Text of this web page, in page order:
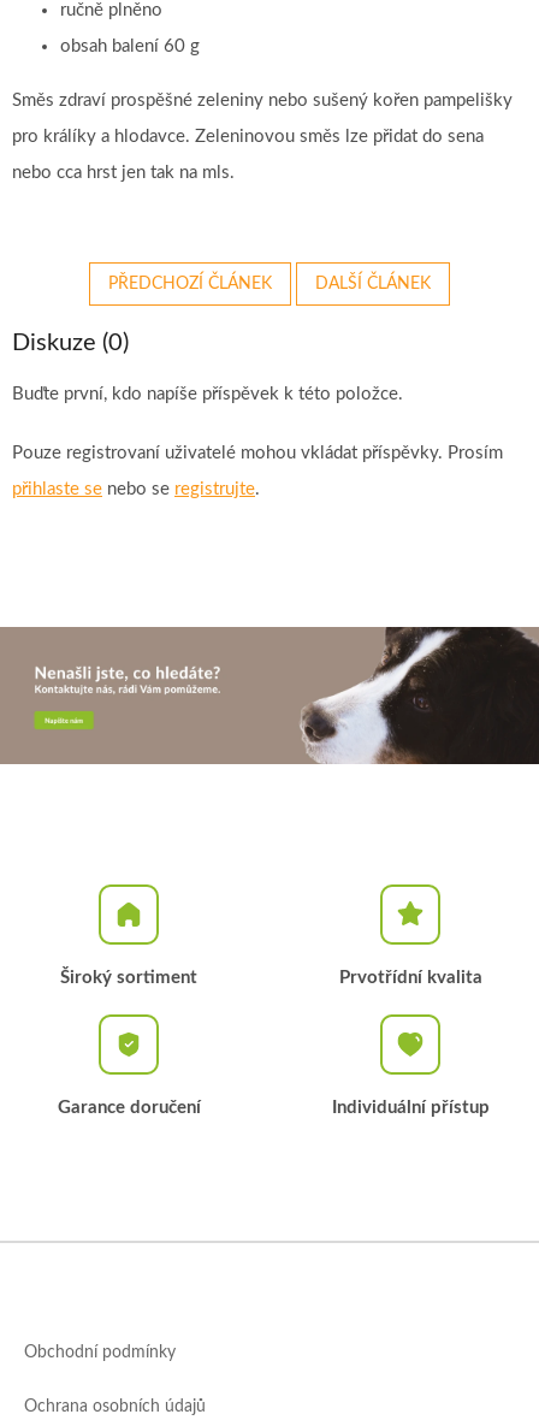
ručně plněno
obsah balení 60 g
Směs zdraví prospěšné zeleniny nebo sušený kořen pampelišky
pro králíky a hlodavce. Zeleninovou směs lze přidat do sena
nebo cca hrst jen tak na mls.
PŘEDCHOZÍ ČLÁNEK DALŠÍ ČLÁNEK
Diskuze (0)
Buďte první, kdo napíše příspěvek k této položce.
Pouze registrovaní uživatelé mohou vkládat příspěvky. Prosím
přihlaste se nebo se registrujte.
Široký sortiment Prvotřídní kvalita
Garance doručení Individuální přístup
Obchodní podmínky
Ochrana osobních údajů